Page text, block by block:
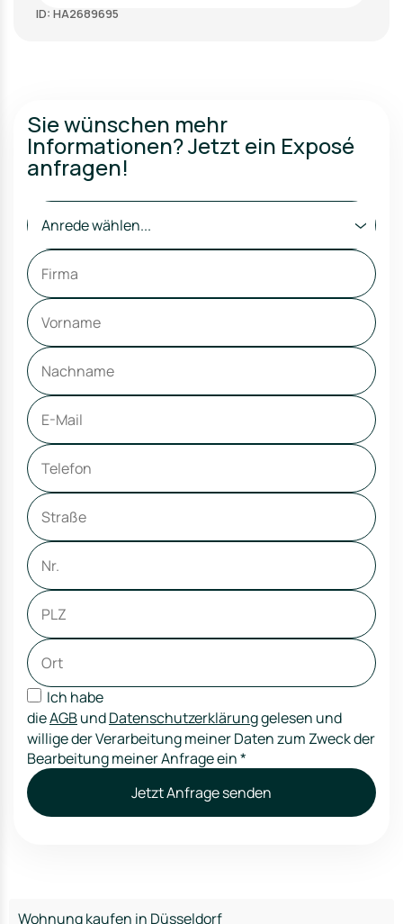
ID: HA2689695
Sie wünschen mehr
Informationen? Jetzt ein Exposé
anfragen!
Anrede wählen...
Ich habe
dieAGBundDatenschutzerklärunggelesen und
willige der Verarbeitung meiner Daten zum Zweck der
Bearbeitung meiner Anfrage ein*
Jetzt Anfrage senden
Wohnung kaufen in Düsseldorf